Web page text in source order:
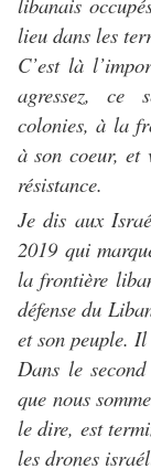
lieu dans les
C’est là
agressez, ce
colonies, à la
à son coeur, et
résistance.
Je dis aux
2019 qui
la frontière
défense du
et son peuple. Il
Dans le
que nous
le dire, est
les drones